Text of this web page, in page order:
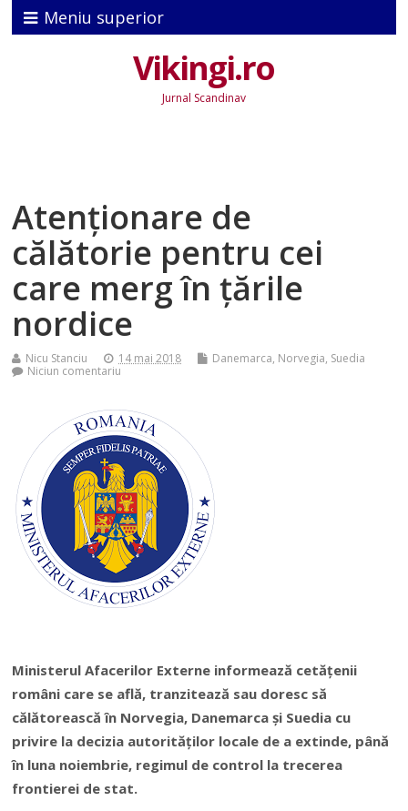
Meniu superior
Vikingi.ro
Jurnal Scandinav
Atenţionare de
călătorie pentru cei
care merg în țările
nordice
Nicu Stanciu 14 mai 2018 Danemarca, Norvegia, Suedia
Niciun comentariu
Ministerul Afacerilor Externe informează cetăţenii
români care se află, tranzitează sau doresc să
călătorească în Norvegia, Danemarca şi Suedia cu
privire la decizia autorităţilor locale de a extinde, până
în luna noiembrie, regimul de control la trecerea
frontierei de stat.